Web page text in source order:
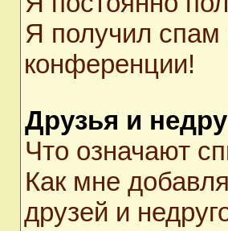
Я получил спам
конференции!
Друзья и
Что означают
Как мне
друзей и